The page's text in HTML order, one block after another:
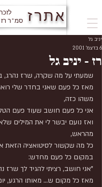
לזכר
סמ"ר רז
אתרז
רז - יניב גל
יניב גל
6 בדצמ׳ 2001
שמעתי על מה שקרה, שרז נהרג,
מאז כל פעם שאני בחדר שלי
משהו כזה,
אני כל פעם חושב שעוד פעם
ואז נועם יבשר לי את המילים שלא
מהראש,
כל מה שקשור לסיטואציה הזאת
במקום כל פעם מחדש:
"אני חושב, רציתי להגיד לך שרז
מאז כל מקום ש... מאותו הרגע,